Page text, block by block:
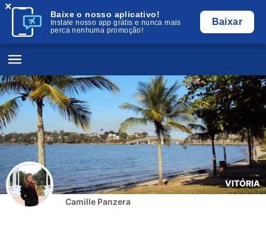
Baixe o nosso aplicativo!
Instale nosso app grátis e nunca mais
perca nenhuma promoção!
Baixar
×
VITÓRIA
Camille Panzera